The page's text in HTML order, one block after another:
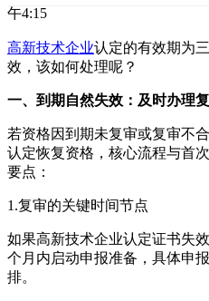
午4:15
高新技术企业认定的有效期为
效，该如何处理呢？
一、到期自然失效：及时办理
若资格因到期未复审或复审不
认定恢复资格，核心流程与首
要点：
1.复审的关键时间节点
如果高新技术企业认定证书失
个月内启动申报准备，具体申
排。